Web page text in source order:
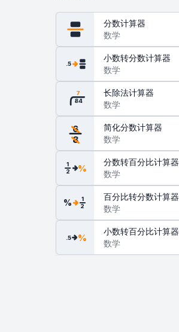
分数计算器
数学
.5
小数转分数计算器
数学
84
7
长除法计算器
数学
6
8
简化分数计算器
数学
1
2 %
分数转百分比计算器
数学
% 1
2
百分比转分数计算器
数学
.5 %
小数转百分比计算器
数学